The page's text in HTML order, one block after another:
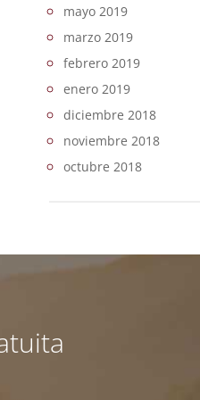
mayo 2019
marzo 2019
febrero 2019
enero 2019
diciembre 2018
noviembre 2018
octubre 2018